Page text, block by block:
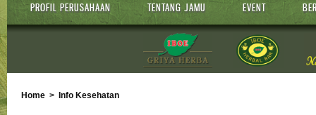
PROFIL PERUSAHAAN TENTANG JAMU EVENT
Home > Info Kesehatan